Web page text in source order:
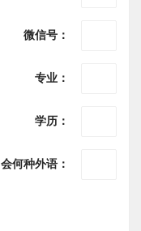
微信号：
专业：
学历：
会何种外语：